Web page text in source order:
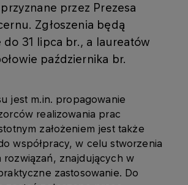
przyznane przez Prezesa
Zgłoszenia będą
do 31 lipca br., a laureatów
października br.
jest m.in. propagowanie
realizowania prac
założeniem jest także
współpracy, w celu stworzenia
rozwiązań, znajdujących w
zastosowanie. Do